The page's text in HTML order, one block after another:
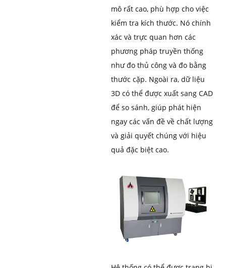
mô rất cao, phù hợp cho việc
kiểm tra kích thước. Nó chính
xác và trực quan hơn các
phương pháp truyền thống
như đo thủ công và đo bằng
thước cặp. Ngoài ra, dữ liệu
3D có thể được xuất sang CAD
để so sánh, giúp phát hiện
ngay các vấn đề về chất lượng
và giải quyết chúng với hiệu
quả đặc biệt cao.